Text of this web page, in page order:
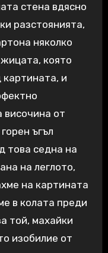
стена вдясно
разстоянията,
няколко
която
и
височина от
ъгъл
това седна на
на леглото,
на картината
в колата преди
той, махайки
изобилие от